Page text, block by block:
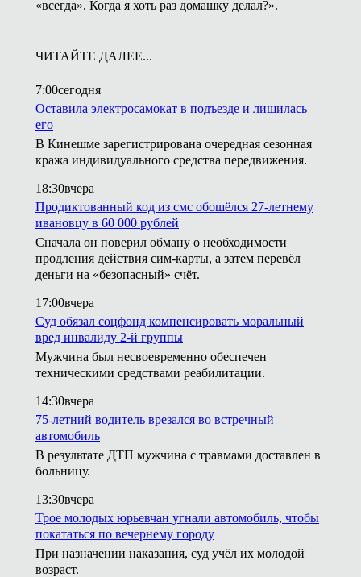
«всегда». Когда я хоть раз домашку делал?».
ЧИТАЙТЕ ДАЛЕЕ...
7:00сегодня
Оставила электросамокат в подъезде и лишилась
его
В Кинешме зарегистрирована очередная сезонная
кража индивидуального средства передвижения.
18:30вчера
Продиктованный код из смс обошёлся 27-летнему
ивановцу в 60 000 рублей
Сначала он поверил обману о необходимости
продления действия сим-карты, а затем перевёл
деньги на «безопасный» счёт.
17:00вчера
Суд обязал соцфонд компенсировать моральный
вред инвалиду 2-й группы
Мужчина был несвоевременно обеспечен
техническими средствами реабилитации.
14:30вчера
75-летний водитель врезался во встречный
автомобиль
В результате ДТП мужчина с травмами доставлен в
больницу.
13:30вчера
Трое молодых юрьевчан угнали автомобиль, чтобы
покататься по вечернему городу
При назначении наказания, суд учёл их молодой
возраст.